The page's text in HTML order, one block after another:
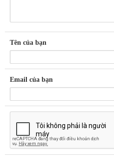
Tên của bạn
Email của bạn